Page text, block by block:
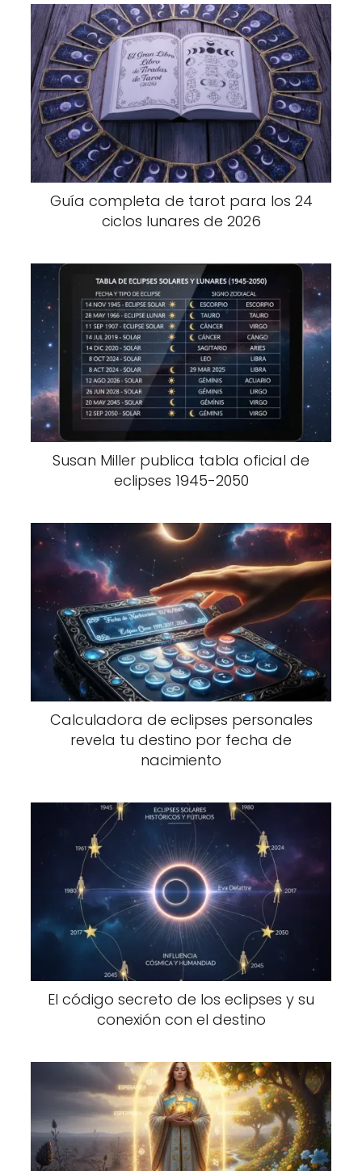
Guía completa de tarot para los 24
ciclos lunares de 2026
Susan Miller publica tabla oficial de
eclipses 1945-2050
Calculadora de eclipses personales
revela tu destino por fecha de
nacimiento
El código secreto de los eclipses y su
conexión con el destino